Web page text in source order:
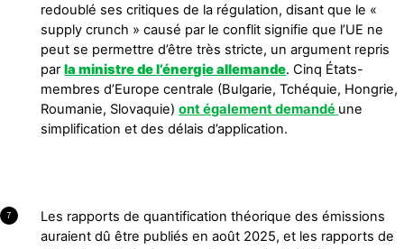
redoublé ses critiques de la régulation, disant que le «
supply crunch » causé par le conflit signifie que l’UE ne
peut se permettre d’être très stricte, un argument repris
parla ministre de l’énergie allemande. Cinq États-
membres d’Europe centrale (Bulgarie, Tchéquie, Hongrie,
Roumanie, Slovaquie)ont également demandé une
simplification et des délais d’application.
7
Les rapports de quantification théorique des émissions
auraient dû être publiés en août 2025, et les rapports de